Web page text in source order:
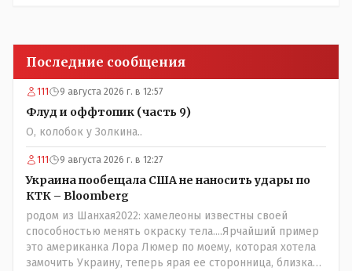
Последние сообщения
111 9 августа 2026 г. в 12:57
Флуд и оффтопик (часть 9)
О, колобок у Золкина..
111 9 августа 2026 г. в 12:27
Украина пообещала США не наносить удары по
КТК – Bloomberg
родом из Шанхая2022: хамелеоны известны своей
способностью менять окраску тела....Ярчайший пример
это американка Лора Люмер по моему, которая хотела
замочить Украину, теперь ярая ее сторонница, близкая